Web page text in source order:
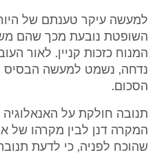
למעשה עיקר טענתם של
השופטת נובעת מכך שהם
המנוח כזכות קניין. לאור
נדחה, נשמט למעשה הבסיס
הסכום.
תנובה חולקת על
המקרה דנן לבין מקרהו של
שהוכח לפניה, כי לדעת